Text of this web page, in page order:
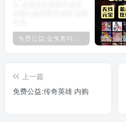
免费公益:金兔奥特曼oL 免费后台
上一篇
免费公益:传奇英雄 内购